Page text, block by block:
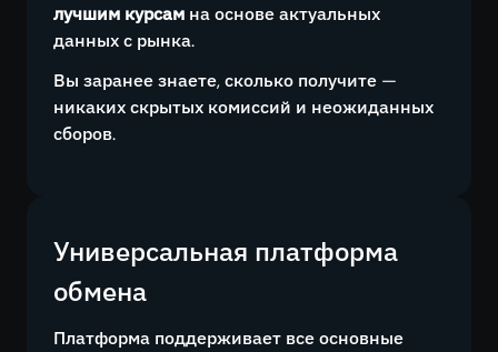
лучшим курсам на основе актуальных
данных с рынка.
Вы заранее знаете, сколько получите —
никаких скрытых комиссий и неожиданных
сборов.
Универсальная платформа
обмена
Платформа поддерживает все основные